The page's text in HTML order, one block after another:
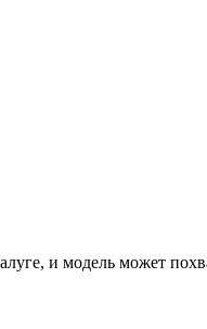
и модель может